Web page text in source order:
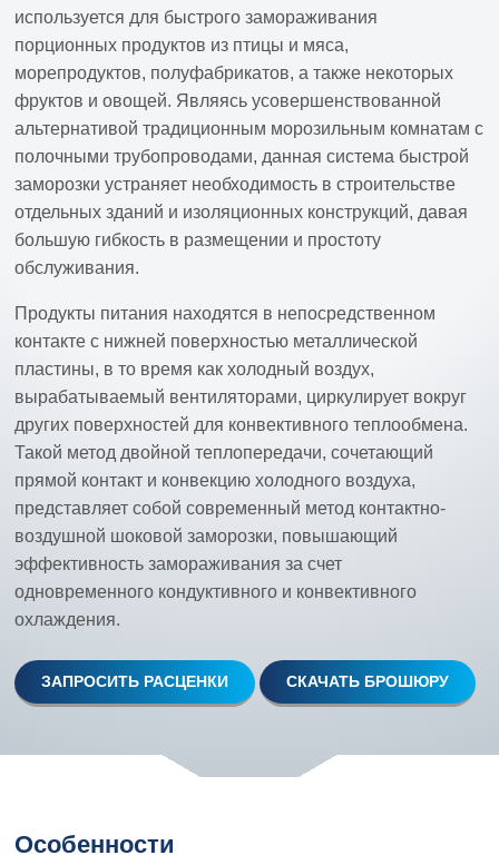
используется для быстрого замораживания
порционных продуктов из птицы и мяса,
морепродуктов, полуфабрикатов, а также некоторых
фруктов и овощей. Являясь усовершенствованной
альтернативой традиционным морозильным комнатам с
полочными трубопроводами, данная система быстрой
заморозки устраняет необходимость в строительстве
отдельных зданий и изоляционных конструкций, давая
большую гибкость в размещении и простоту
обслуживания.
Продукты питания находятся в непосредственном
контакте с нижней поверхностью металлической
пластины, в то время как холодный воздух,
вырабатываемый вентиляторами, циркулирует вокруг
других поверхностей для конвективного теплообмена.
Такой метод двойной теплопередачи, сочетающий
прямой контакт и конвекцию холодного воздуха,
представляет собой современный метод контактно-
воздушной шоковой заморозки, повышающий
эффективность замораживания за счет
одновременного кондуктивного и конвективного
охлаждения.
ЗАПРОСИТЬ РАСЦЕНКИ СКАЧАТЬ БРОШЮРУ
Особенности